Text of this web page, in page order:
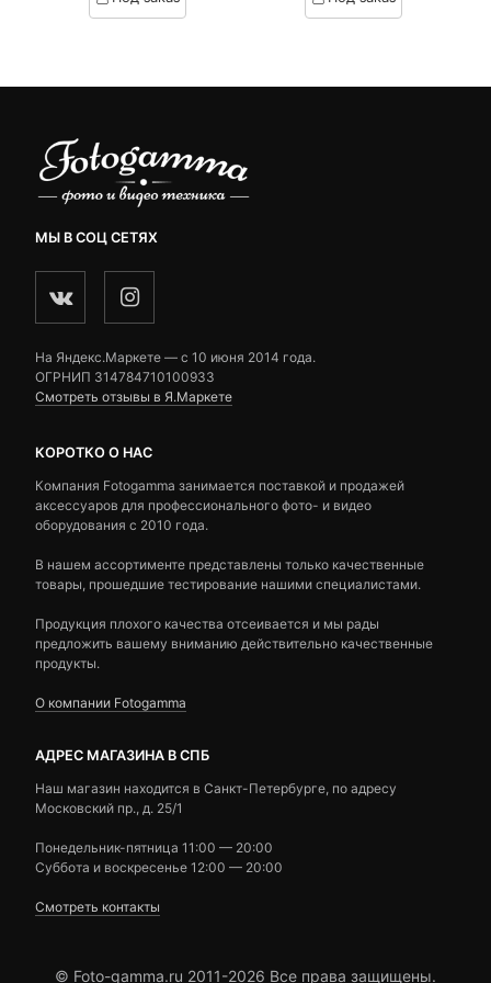
on
on
составляла
2,790 ₽.
МЫ В СОЦ СЕТЯХ
На Яндекс.Маркете — c 10 июня 2014 года.
ОГРНИП 314784710100933
Смотреть отзывы в Я.Маркете
КОРОТКО О НАС
Компания Fotogamma занимается поставкой и продажей
аксессуаров для профессионального фото- и видео
оборудования с 2010 года.
В нашем ассортименте представлены только качественные
товары, прошедшие тестирование нашими специалистами.
Продукция плохого качества отсеивается и мы рады
предложить вашему вниманию действительно качественные
продукты.
О компании Fotogamma
АДРЕС МАГАЗИНА В СПБ
Наш магазин находится в Санкт-Петербурге, по адресу
Московский пр., д. 25/1
Понедельник-пятница 11:00 — 20:00
Суббота и воскресенье 12:00 — 20:00
Смотреть контакты
© Foto-gamma.ru 2011-2026 Все права защищены.